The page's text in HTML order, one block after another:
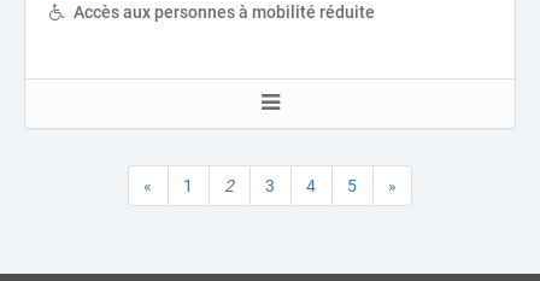
Accès aux personnes à mobilité réduite
« 1 2 3 4 5 »